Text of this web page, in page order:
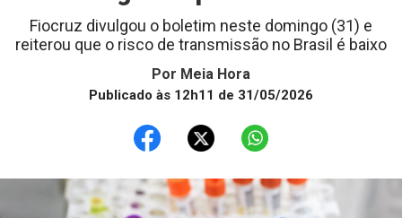
Fiocruz divulgou o boletim neste domingo (31) e
reiterou que o risco de transmissão no Brasil é baixo
Por Meia Hora
Publicado às 12h11 de 31/05/2026